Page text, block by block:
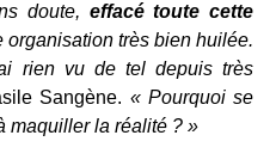
doute, effacé toute cette
organisation très bien huilée.
rien vu de tel depuis très
Sangène. « Pourquoi se
maquiller la réalité ? »